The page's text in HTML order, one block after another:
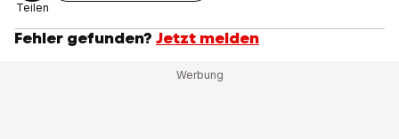
Teilen
Fehler gefunden? Jetzt melden